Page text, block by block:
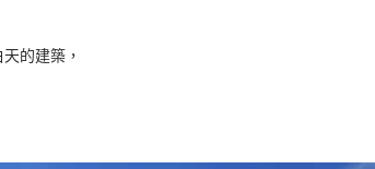
的建築，